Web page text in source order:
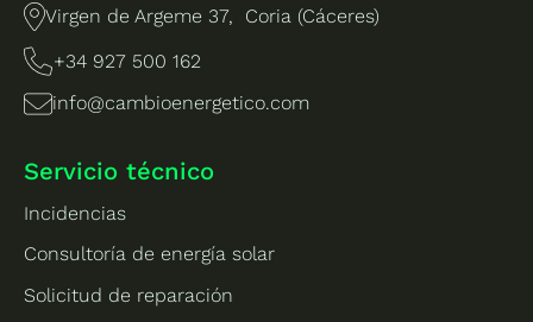
Virgen de Argeme 37, Coria (Cáceres)
+34 927 500 162
info@cambioenergetico.com
Servicio técnico
Incidencias
Consultoría de energía solar
Solicitud de reparación